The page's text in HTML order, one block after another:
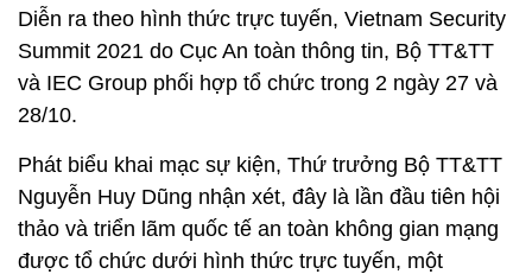
Diễn ra theo hình thức trực tuyến, Vietnam Security
Summit 2021 do Cục An toàn thông tin, Bộ TT&TT
và IEC Group phối hợp tổ chức trong 2 ngày 27 và
28/10.
Phát biểu khai mạc sự kiện, Thứ trưởng Bộ TT&TT
Nguyễn Huy Dũng nhận xét, đây là lần đầu tiên hội
thảo và triển lãm quốc tế an toàn không gian mạng
được tổ chức dưới hình thức trực tuyến, một